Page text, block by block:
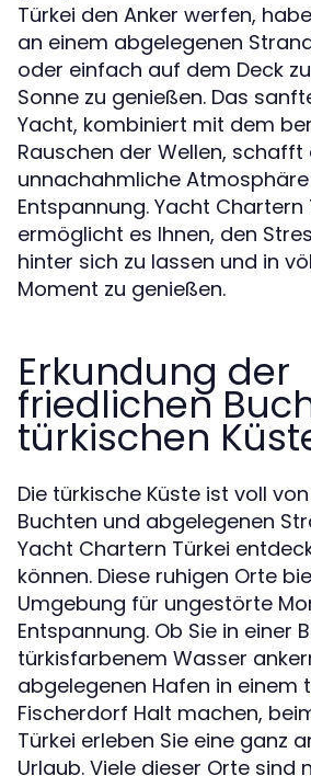
Türkei den Anker werfen,
an einem abgelegenen
oder einfach auf dem Deck
Sonne zu genießen. Das
Yacht, kombiniert mit dem
Rauschen der Wellen, schafft
unnachahmliche
Entspannung. Yacht Chartern
ermöglicht es Ihnen, den
hinter sich zu lassen und in
Moment zu genießen.
Erkundung der
friedlichen
türkischen
Die türkische Küste ist voll
Buchten und abgelegenen
Yacht Chartern Türkei
können. Diese ruhigen Orte
Umgebung für ungestörte
Entspannung. Ob Sie in einer
türkisfarbenem Wasser
abgelegenen Hafen in einem
Fischerdorf Halt machen,
Türkei erleben Sie eine ganz
Urlaub. Viele dieser Orte sind